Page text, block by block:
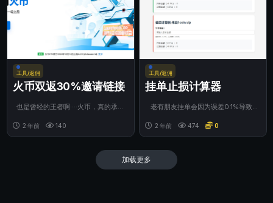
工具/返佣
火币双返30%邀请链接
也是曾经的王者啊····火币，真的承载
2 年前 140
工具/返佣
挂单止损计算器
老有朋友挂单会因为误差0.1%导致挂
哪...2 年前 474 0
加载更多